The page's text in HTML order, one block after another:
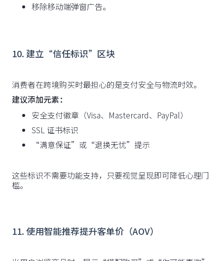
移除移动端弹窗广告。
10. 建立“信任标识”区块
消费者在跨境购买时最担心的是支付安全与物流时效。
建议添加元素：
安全支付徽章（Visa、Mastercard、PayPal）
SSL 证书标识
“满意保证”或“退换无忧”提示
这些标识不需要功能支持，只要视觉呈现即可降低心理门
槛。
11. 使用智能推荐提升客单价（AOV）